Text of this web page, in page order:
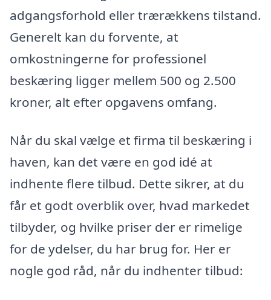
adgangsforhold eller trærækkens tilstand.
Generelt kan du forvente, at
omkostningerne for professionel
beskæring ligger mellem 500 og 2.500
kroner, alt efter opgavens omfang.
Når du skal vælge et firma til beskæring i
haven, kan det være en god idé at
indhente flere tilbud. Dette sikrer, at du
får et godt overblik over, hvad markedet
tilbyder, og hvilke priser der er rimelige
for de ydelser, du har brug for. Her er
nogle god råd, når du indhenter tilbud: